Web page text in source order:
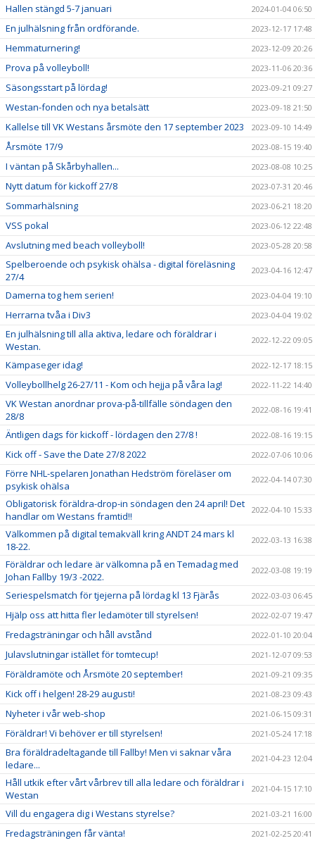
Hallen stängd 5-7 januari 2024-01-04 06:50
En julhälsning från ordförande. 2023-12-17 17:48
Hemmaturnering! 2023-12-09 20:26
Prova på volleyboll! 2023-11-06 20:36
Säsongsstart på lördag! 2023-09-21 09:27
Westan-fonden och nya betalsätt 2023-09-18 21:50
Kallelse till VK Westans årsmöte den 17 september 2023 2023-09-10 14:49
Årsmöte 17/9 2023-08-15 19:40
I väntan på Skårbyhallen... 2023-08-08 10:25
Nytt datum för kickoff 27/8 2023-07-31 20:46
Sommarhälsning 2023-06-21 18:20
VSS pokal 2023-06-12 22:48
Avslutning med beach volleyboll! 2023-05-28 20:58
Spelberoende och psykisk ohälsa - digital föreläsning
27/4
2023-04-16 12:47
Damerna tog hem serien! 2023-04-04 19:10
Herrarna tvåa i Div3 2023-04-04 19:02
En julhälsning till alla aktiva, ledare och föräldrar i
Westan.
2022-12-22 09:05
Kämpaseger idag! 2022-12-17 18:15
Volleybollhelg 26-27/11 - Kom och hejja på våra lag! 2022-11-22 14:40
VK Westan anordnar prova-på-tillfälle söndagen den
28/8
2022-08-16 19:41
Äntligen dags för kickoff - lördagen den 27/8 ! 2022-08-16 19:15
Kick off - Save the Date 27/8 2022 2022-07-06 10:06
Förre NHL-spelaren Jonathan Hedström föreläser om
psykisk ohälsa
2022-04-14 07:30
Obligatorisk föräldra-drop-in söndagen den 24 april! Det
handlar om Westans framtid!!
2022-04-10 15:33
Välkommen på digital temakväll kring ANDT 24 mars kl
18-22.
2022-03-13 16:38
Föräldrar och ledare är välkomna på en Temadag med
Johan Fallby 19/3 -2022.
2022-03-08 19:19
Seriespelsmatch för tjejerna på lördag kl 13 Fjärås 2022-03-03 06:45
Hjälp oss att hitta fler ledamöter till styrelsen! 2022-02-07 19:47
Fredagsträningar och håll avstånd 2022-01-10 20:04
Julavslutningar istället för tomtecup! 2021-12-07 09:53
Föräldramöte och Årsmöte 20 september! 2021-09-21 09:35
Kick off i helgen! 28-29 augusti! 2021-08-23 09:43
Nyheter i vår web-shop 2021-06-15 09:31
Föräldrar! Vi behöver er till styrelsen! 2021-05-24 17:18
Bra föräldradeltagande till Fallby! Men vi saknar våra
ledare...
2021-04-23 12:04
Håll utkik efter vårt vårbrev till alla ledare och föräldrar i
Westan
2021-04-15 17:10
Vill du engagera dig i Westans styrelse? 2021-03-21 16:00
Fredagsträningen får vänta! 2021-02-25 20:41